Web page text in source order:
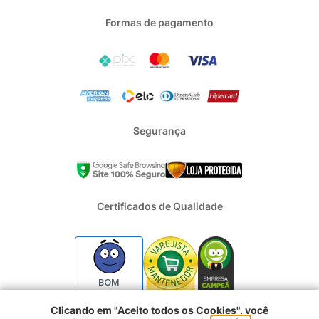
Formas de pagamento
Segurança
Certificados de Qualidade
BOM
Clicando em "Aceito todos os Cookies", você